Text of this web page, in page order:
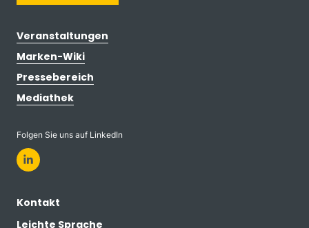
Veranstaltungen
Marken-Wiki
Pressebereich
Mediathek
Folgen Sie uns auf LinkedIn
Kontakt
Leichte Sprache